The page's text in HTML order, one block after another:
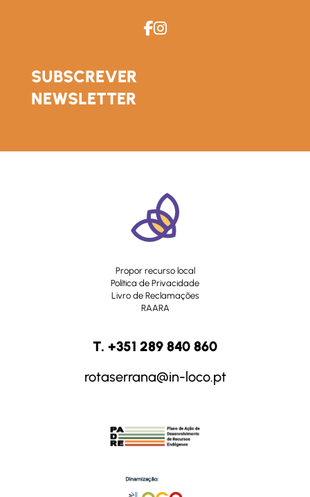
SUBSCREVER
NEWSLETTER
Propor recurso local
Política de Privacidade
Livro de Reclamações
RAARA
T. +351 289 840 860
rotaserrana@in-loco.pt